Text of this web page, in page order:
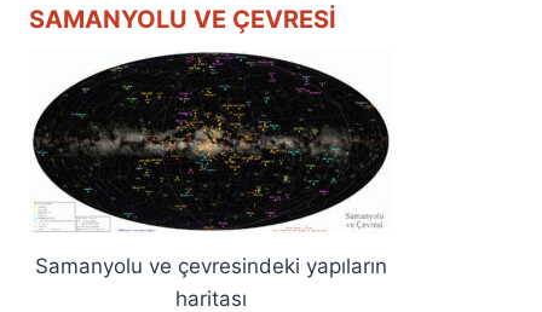
SAMANYOLU VE ÇEVRESI
Samanyolu ve çevresindeki yapıların
haritası